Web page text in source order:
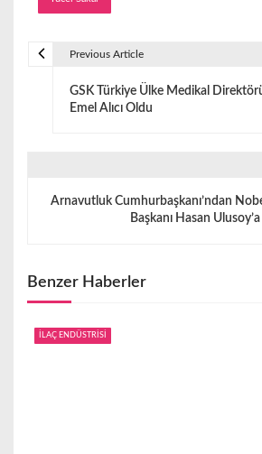
i
n
Previous Article
GSK Türkiye Ülke Medikal
Emel Alıcı Oldu
Arnavutluk Cumhurbaşkanı’ndan
Başkanı Hasan
Benzer Haberler
İLAÇ ENDÜSTRİSİ